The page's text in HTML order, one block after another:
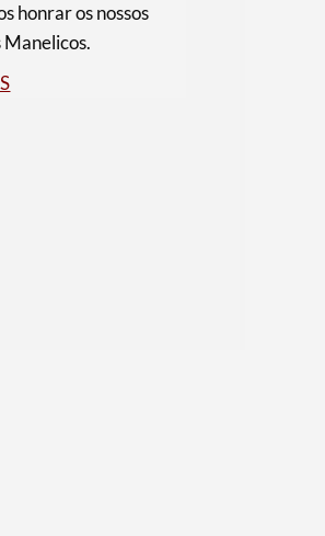
honrar os nossos
Manelicos.